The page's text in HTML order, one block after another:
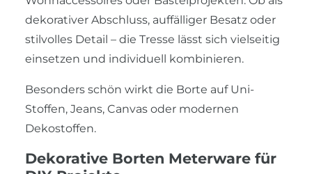
dekorativer Abschluss, auffälliger Besatz oder
stilvolles Detail – die Tresse lässt sich vielseitig
einsetzen und individuell kombinieren.
Besonders schön wirkt die Borte auf Uni-
Stoffen, Jeans, Canvas oder modernen
Dekostoffen.
Dekorative Borten Meterware für